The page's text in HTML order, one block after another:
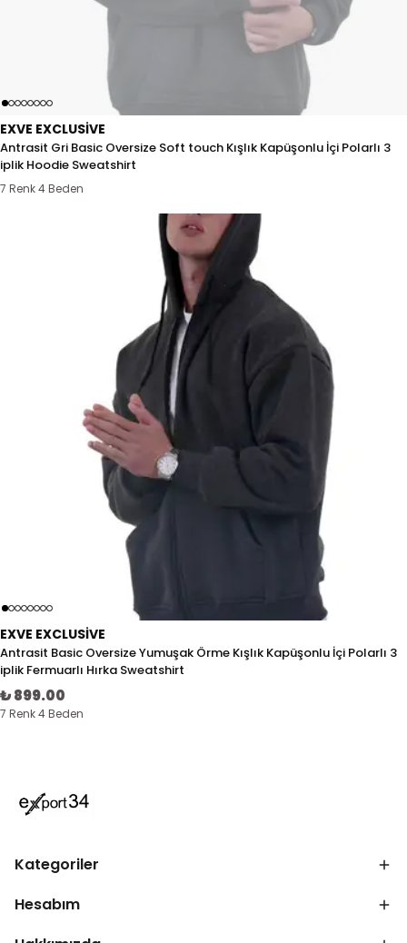
EXVE EXCLUSIVE
Antrasit Gri Basic Oversize Soft touch Kışlık Kapüşonlu İçi Polarlı 3
iplik Hoodie Sweatshirt
7 Renk 4 Beden
EXVE EXCLUSIVE
Antrasit Basic Oversize Yumuşak Örme Kışlık Kapüşonlu İçi Polarlı 3
iplik Fermuarlı Hırka Sweatshirt
₺ 899.00
7 Renk 4 Beden
Kategoriler
Hesabım